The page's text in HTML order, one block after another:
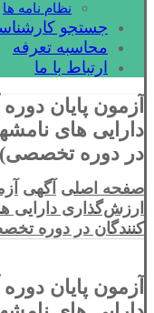
نظام نامه ها
جستجو
محاسبه تعرفه
ارتباط با ما
آزمون پایان
دارایی های
در دوره تخصصی)
صفحه اصلی آگهی
ارزش‌گذاری دارایی
کنندگان در دوره
آزمون پایان